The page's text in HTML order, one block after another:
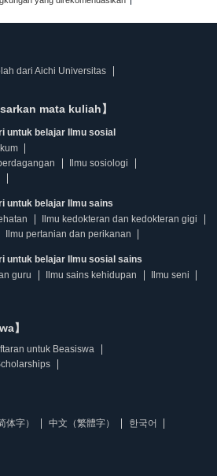
dari Aichi Universitas
mata kuliah】
untuk belajar Ilmu sosial
Ilmu sosiologi
untuk belajar Ilmu sains
Ilmu kedokteran dan kedokteran gigi
Ilmu pertanian dan perikanan
untuk belajar Ilmu sosial sains
guru
Ilmu sains kehidupan
Ilmu seni
】
untuk Beasiswa
体字） 中文（繁體字）
한국어